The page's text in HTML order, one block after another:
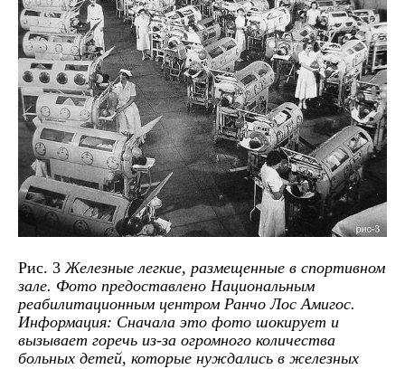
Рис. 3Железные легкие, размещенные в спортивном
зале. Фото предоставлено Национальным
реабилитационным центром Ранчо Лос Амигос.
Информация: Сначала это фото шокирует и
вызывает горечь из-за огромного количества
больных детей, которые нуждались в железных